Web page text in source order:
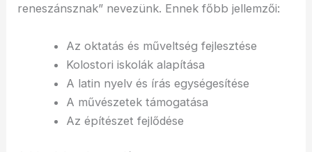
reneszánsznak” nevezünk. Ennek főbb jellemzői:
Az oktatás és műveltség fejlesztése
Kolostori iskolák alapítása
A latin nyelv és írás egységesítése
A művészetek támogatása
Az építészet fejlődése